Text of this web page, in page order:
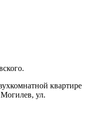
квартире
ул.